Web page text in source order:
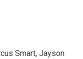
Smart, Jayson